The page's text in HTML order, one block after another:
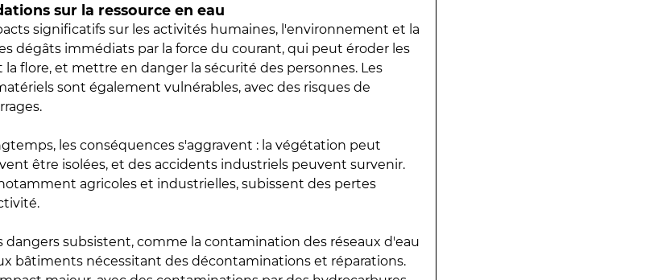
sur la ressource en eau
significatifs sur les activités humaines, l'environnement et la
dégâts immédiats par la force du courant, qui peut éroder les
flore, et mettre en danger la sécurité des personnes. Les
sont également vulnérables, avec des risques de
les conséquences s'aggravent : la végétation peut
être isolées, et des accidents industriels peuvent survenir.
agricoles et industrielles, subissent des pertes
dangers subsistent, comme la contamination des réseaux d'eau
bâtiments nécessitant des décontaminations et réparations.